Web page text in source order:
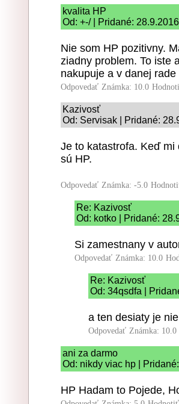
kvalita HP
Od: +-/ | Pridané:
Nie som HP pozitivny.
ziadny problem. To iste
nakupuje a v danej
Odpovedať Známka: 10.0
Kazivosť
Od: Servisak | Pridané:
Je to katastrofa. Keď
sú HP.
Odpovedať Známka: -5.0
Re: Kazivosť
Od: kotko | Pridané:
Si zamestnany v
Odpovedať Známka: 10.0
Re: Kazivosť
Od: 34qsdfa |
a ten desiaty je
Odpovedať Známka: 10.0
ani za darmo
Od: nikdy viac hp |
HP Hadam to Pojede,